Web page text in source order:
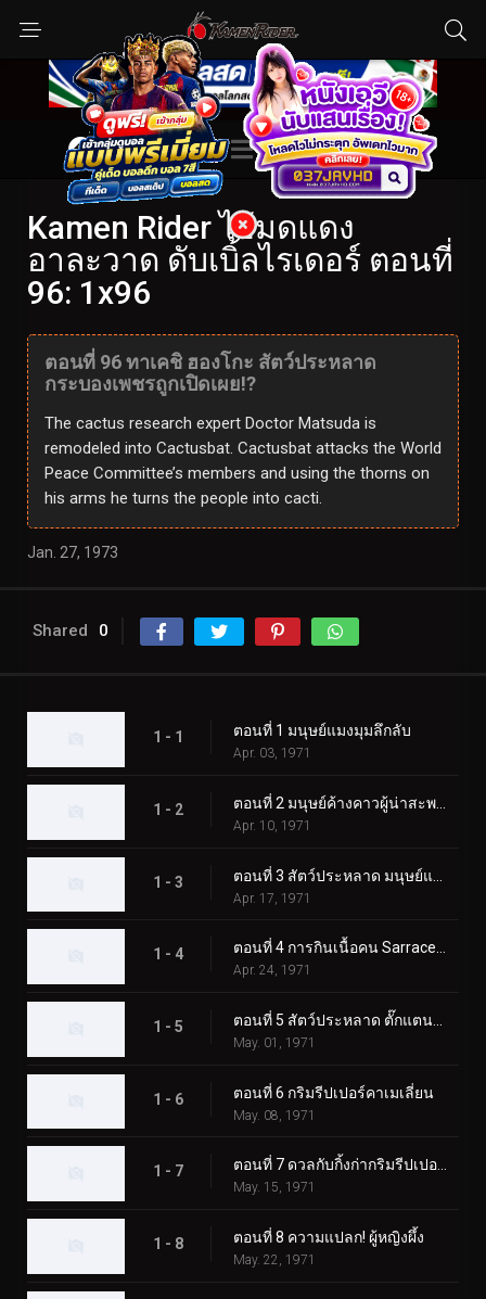
Kamen Rider ไอ้มดแดง
อาละวาด ดับเบิ้ลไรเดอร์ ตอนที่
96: 1x96
ตอนที่ 96 ทาเคชิ ฮองโกะ สัตว์ประหลาด
กระบองเพชรถูกเปิดเผย!?
The cactus research expert Doctor Matsuda is
remodeled into Cactusbat. Cactusbat attacks the World
Peace Committee’s members and using the thorns on
his arms he turns the people into cacti.
Jan. 27, 1973
Shared 0
1 - 1 ตอนที่ 1 มนุษย์แมงมุมลึกลับ
Apr. 03, 1971
1 - 2
Apr. 10, 1971
1 - 3
Apr. 17, 1971
1 - 4 ตอนที่ 4 การกินเนื้อคน Sarracenian
Apr. 24, 1971
1 - 5
May. 01, 1971
1 - 6 ตอนที่ 6 กริมรีปเปอร์คาเมเลี่ยน
May. 08, 1971
1 - 7 ตอนที่ 7 ดวลกับกิ้งก่ากริมรีปเปอร์! ความประทับใจในงานมหกรรมโลก
May. 15, 1971
1 - 8 ตอนที่ 8 ความแปลก! ผู้หญิงผึ้ง
May. 22, 1971